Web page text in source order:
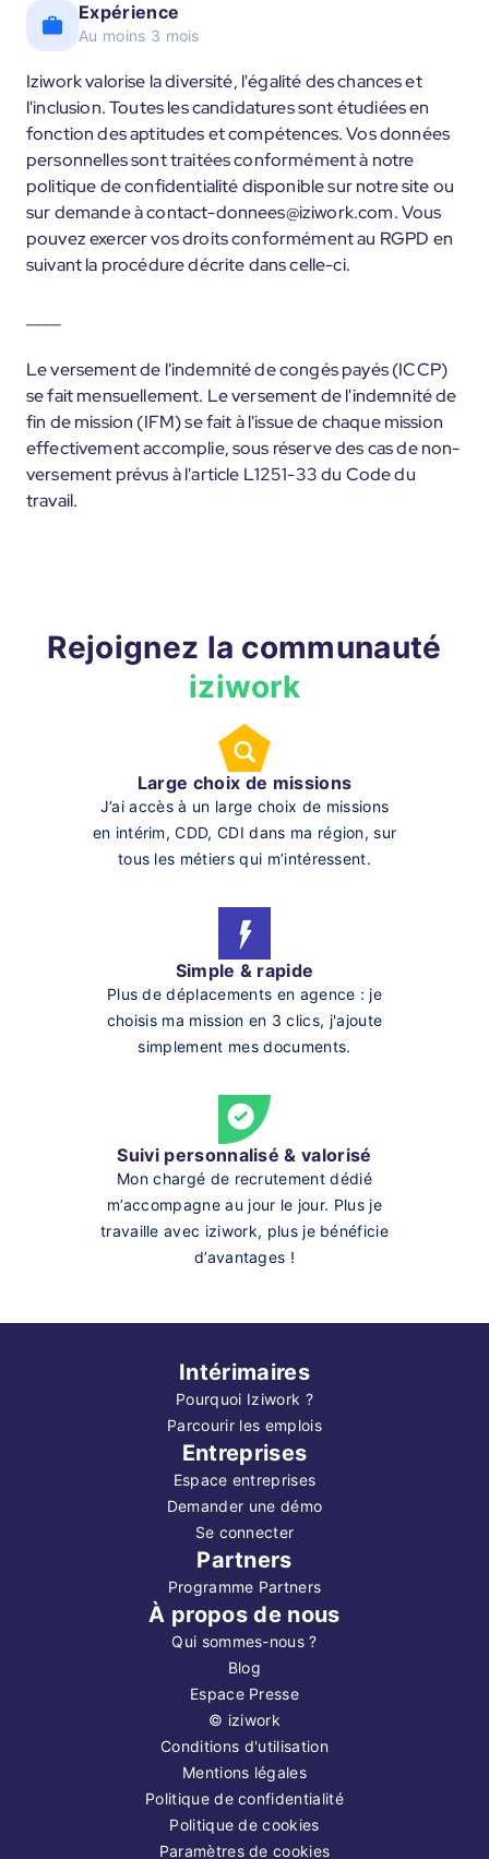
Expérience
Au moins 3 mois
Iziwork valorise la diversité, l'égalité des chances et
l'inclusion. Toutes les candidatures sont étudiées en
fonction des aptitudes et compétences. Vos données
personnelles sont traitées conformément à notre
politique de confidentialité disponible sur notre site ou
sur demande à contact-donnees@iziwork.com. Vous
pouvez exercer vos droits conformément au RGPD en
suivant la procédure décrite dans celle-ci.
Le versement de l'indemnité de congés payés (ICCP)
se fait mensuellement. Le versement de l'indemnité de
fin de mission (IFM) se fait à l'issue de chaque mission
effectivement accomplie, sous réserve des cas de non-
versement prévus à l'article L1251-33 du Code du
travail.
Rejoignez la communauté
iziwork
Large choix de missions
J’ai accès à un large choix de missions
en intérim, CDD, CDI dans ma région, sur
tous les métiers qui m’intéressent.
Simple & rapide
Plus de déplacements en agence : je
choisis ma mission en 3 clics, j'ajoute
simplement mes documents.
Suivi personnalisé & valorisé
Mon chargé de recrutement dédié
m’accompagne au jour le jour. Plus je
travaille avec iziwork, plus je bénéficie
d’avantages !
Intérimaires
Pourquoi Iziwork ?
Parcourir les emplois
Entreprises
Espace entreprises
Demander une démo
Se connecter
Partners
Programme Partners
À propos de nous
Qui sommes-nous ?
Blog
Espace Presse
© iziwork
Conditions d'utilisation
Mentions légales
Politique de confidentialité
Politique de cookies
Paramètres de cookies